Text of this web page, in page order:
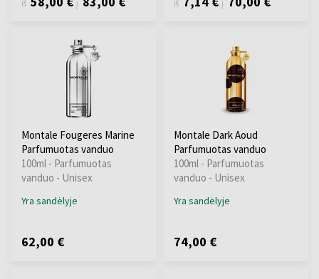
iš į iš į
Montale Fougeres Marine
Parfumuotas vanduo
100ml - Parfumuotas
vanduo - Unisex
Yra sandėlyje
62,00 €
Montale Dark Aoud
Parfumuotas vanduo
100ml - Parfumuotas
vanduo - Unisex
Yra sandėlyje
74,00 €